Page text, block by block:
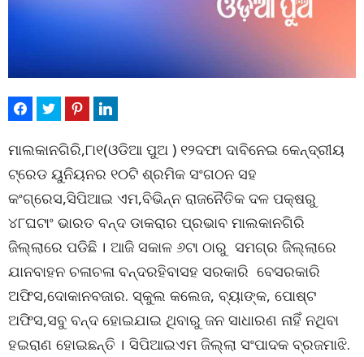
ମାଲକାନଗିରି,୮ା୧(ଓଡିଆ ପୁଅ ) ୧୨ଦଫା ଦାବିନେଇ କେନ୍ଦ୍ରୀୟ
ଟ୍ରେଡ ୟୁନିୟନର ୧୦ଟି ଶ୍ରମିକ ସଂଗଠନ ସହ
କଂଗ୍ରେସ,ସିପିଆଇ ଏମ,ବିଭିନ୍ନ ରାଜନୈତିକ ଦଳ ପକ୍ଷରୁ
୪୮ଘଟାଂ ଭାରତ ବନ୍ଦ ଡାକରାର ପ୍ରଭାବ ମାଲକାନଗିରି
ଜିଲ୍ଲାରେ ପଡିଛି । ଆଜି ସକାଳ ୬ଟା ଠାରୁ ସମଗ୍ର ଜିଲ୍ଲାରେ
ଯାନବାହନ ଚଳାଚଳା ବନ୍ଦରହିବାସହ ସରକାରି ବେସରକାରି
ଅଫିସ,ଦୋକାନବଜାର. ସ୍କୁଲ କଲେଜ, ବ୍ୟାଙ୍କ, ପୋଷ୍ଟ
ଅଫିସ,ସବୁ ବନ୍ଦ ହୋଇଯାଇ ଥିବାରୁ ଜନ ସାଧାରଣ ନାହିଁ ନଥିବା
ହଇରାଣ ହୋଇଛନ୍ତି । ସିପିଆଇଏମ ଜିଲ୍ଲା ସଂପାଦକ ବ୍ରଜମାଝି.